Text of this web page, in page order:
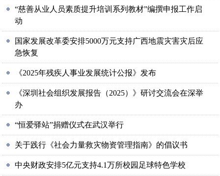
“慈善从业人员素质提升培训系列教材”编撰申报工作启
动
国家发展改革委安排5000万元支持广西地震灾害灾后应
急恢复
《2025年残疾人事业发展统计公报》发布
《深圳社会组织发展报告（2025）》研讨交流会在深举
办
“恒爱驿站”捐赠仪式在武汉举行
关于践行《社会力量救灾物资管理指南》的倡议书
中央财政安排5亿元支持4.1万所校园足球特色学校